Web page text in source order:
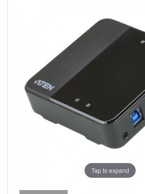
SUPPORT
CONTACT US
Tap to expand